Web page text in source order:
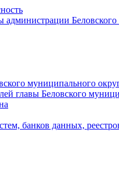
администрации
муниципального
главы Беловского
банков данных,